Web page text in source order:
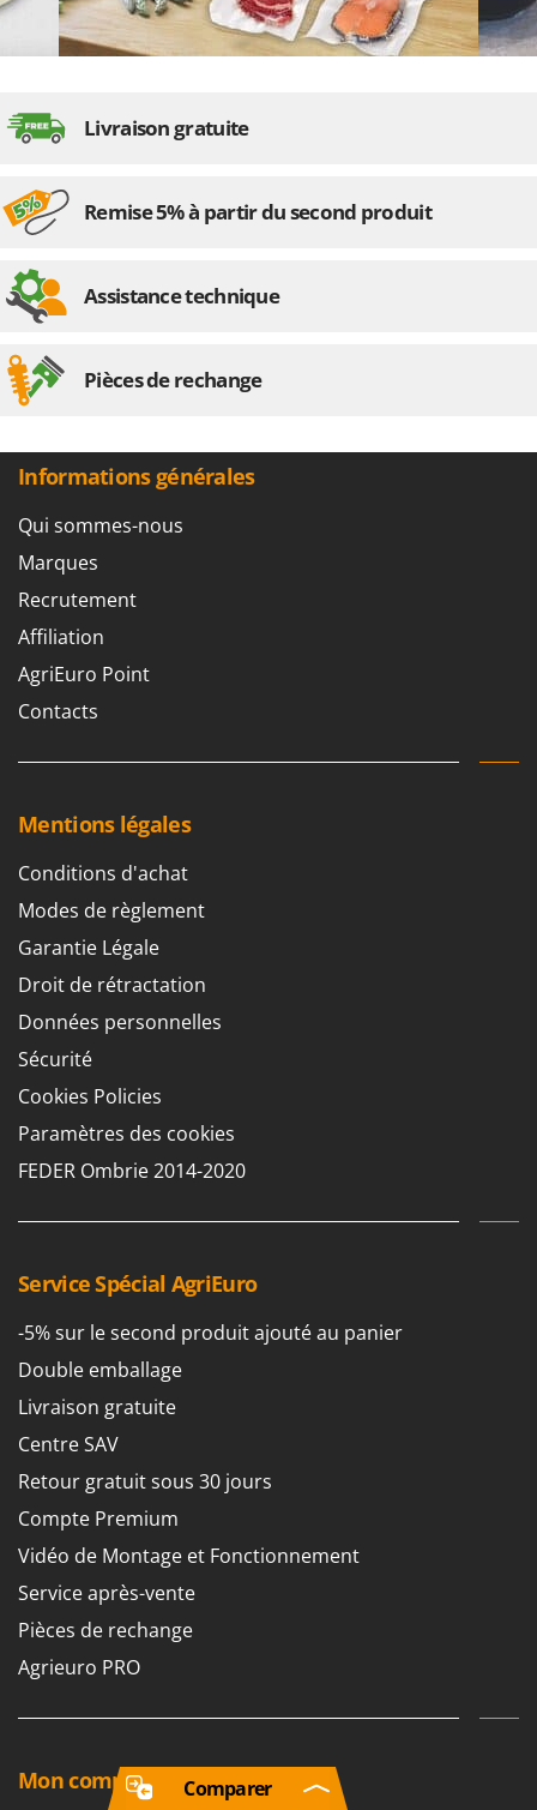
Livraison gratuite
Remise 5% à partir du second produit
Assistance technique
Pièces de rechange
Informations générales
Qui sommes-nous
Marques
Recrutement
Affiliation
AgriEuro Point
Contacts
Mentions légales
Conditions d'achat
Modes de règlement
Garantie Légale
Droit de rétractation
Données personnelles
Sécurité
Cookies Policies
Paramètres des cookies
FEDER Ombrie 2014-2020
Service Spécial AgriEuro
-5% sur le second produit ajouté au panier
Double emballage
Livraison gratuite
Centre SAV
Retour gratuit sous 30 jours
Compte Premium
Vidéo de Montage et Fonctionnement
Service après-vente
Pièces de rechange
Agrieuro PRO
Mon compte Comparer